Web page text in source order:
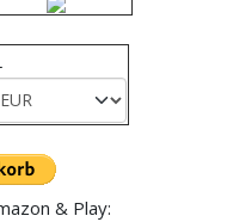
& Play: